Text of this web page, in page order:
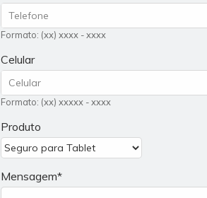
Formato: (xx) xxxx - xxxx
Celular
Formato: (xx) xxxxx - xxxx
Produto
Mensagem